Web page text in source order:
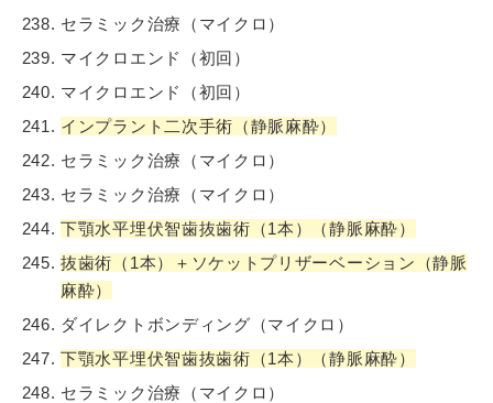
セラミック治療（マイクロ）
マイクロエンド（初回）
マイクロエンド（初回）
インプラント二次手術（静脈麻酔）
セラミック治療（マイクロ）
セラミック治療（マイクロ）
下顎水平埋伏智歯抜歯術（1本）（静脈麻酔）
抜歯術（1本）＋ソケットプリザーベーション（静脈
麻酔）
ダイレクトボンディング（マイクロ）
下顎水平埋伏智歯抜歯術（1本）（静脈麻酔）
セラミック治療（マイクロ）